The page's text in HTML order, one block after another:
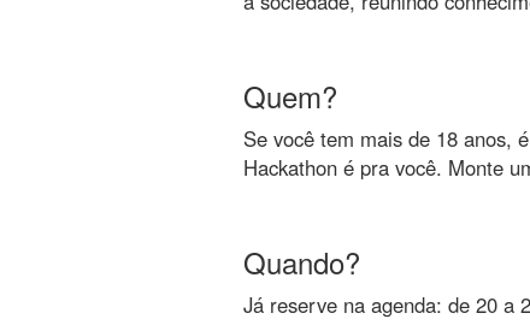
Quem?
Se você tem mais de 18 anos,
Hackathon é pra você. Monte
Quando?
Já reserve na agenda: de 20 a